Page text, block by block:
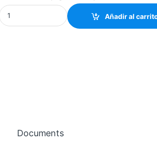
C1845 TO-92 quantity
Añadir al
Documents